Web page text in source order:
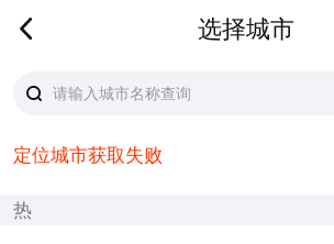
选择城市
定位城市获取失败
热